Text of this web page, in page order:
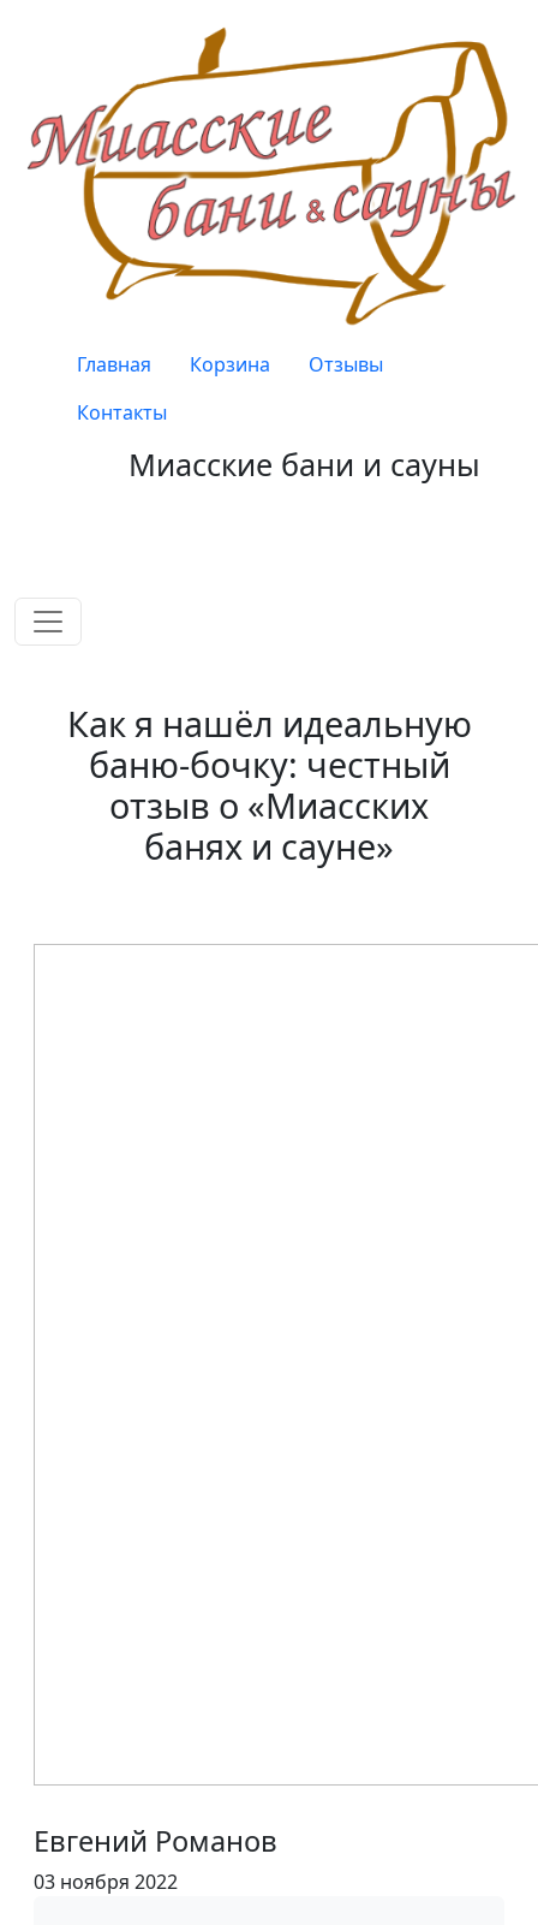
Верхнее меню
Главная Корзина
Отзывы
Контакты
Миасские бани и сауны
Как я нашёл идеальную
баню-бочку: честный
отзыв о «Миасских
банях и сауне»
Евгений Романов
03 ноября 2022